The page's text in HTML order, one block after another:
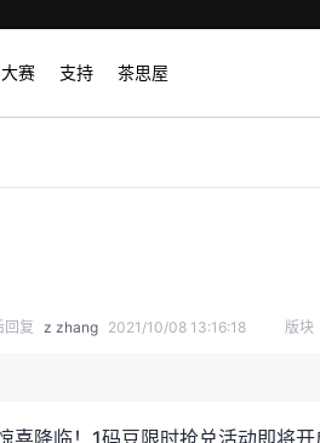
大赛 支持 茶思屋
回复 z zhang 2021/10/08 13:16:18 版块
喜降临！1码豆限时抢兑活动即将开